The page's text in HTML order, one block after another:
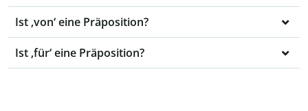
Ist ‚von‘ eine Präposition?
Ist ‚für‘ eine Präposition?